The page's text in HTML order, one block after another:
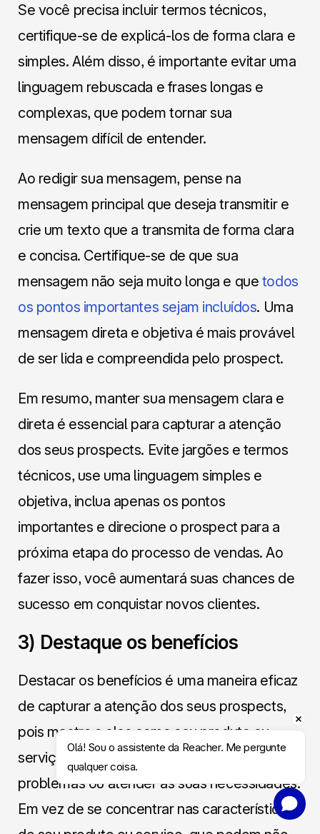
Se você precisa incluir termos técnicos,
certifique-se de explicá-los de forma clara e
simples. Além disso, é importante evitar uma
linguagem rebuscada e frases longas e
complexas, que podem tornar sua
mensagem difícil de entender.
Ao redigir sua mensagem, pense na
mensagem principal que deseja transmitir e
crie um texto que a transmita de forma clara
e concisa. Certifique-se de que sua
mensagem não seja muito longa e que todos
os pontos importantes sejam incluídos. Uma
mensagem direta e objetiva é mais provável
de ser lida e compreendida pelo prospect.
Em resumo, manter sua mensagem clara e
direta é essencial para capturar a atenção
dos seus prospects. Evite jargões e termos
técnicos, use uma linguagem simples e
objetiva, inclua apenas os pontos
importantes e direcione o prospect para a
próxima etapa do processo de vendas. Ao
fazer isso, você aumentará suas chances de
sucesso em conquistar novos clientes.
3) Destaque os benefícios
Destacar os benefícios é uma maneira eficaz
de capturar a atenção dos seus prospects,
pois mostra a eles como seu produto ou
serviço pode ajudá-los a resolver seus
problemas ou atender às suas necessidades.
Em vez de se concentrar nas características
Olá! Sou o assistente da Reacher. Me pergunte
qualquer coisa.